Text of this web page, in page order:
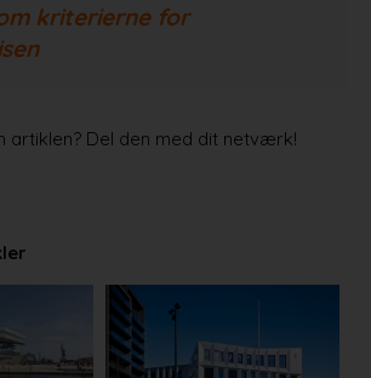
kriterierne for
artiklen? Del den med dit netværk!